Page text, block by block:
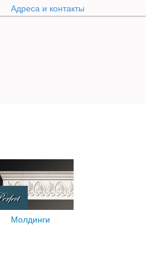
Адреса и контакты
Молдинги